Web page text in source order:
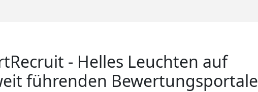
- Helles Leuchten auf
führenden Bewertungsportale